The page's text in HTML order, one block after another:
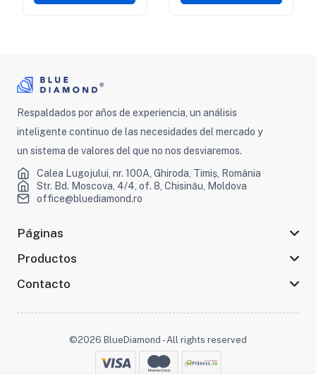
Respaldados por años de experiencia, un análisis
inteligente continuo de las necesidades del mercado y
un sistema de valores del que no nos desviaremos.
Calea Lugojului, nr. 100A, Ghiroda, Timiș, România
Str. Bd. Moscova, 4/4, of. 8, Chisinău, Moldova
office@bluediamond.ro
Páginas
Productos
Contacto
©2026 BlueDiamond - All rights reserved